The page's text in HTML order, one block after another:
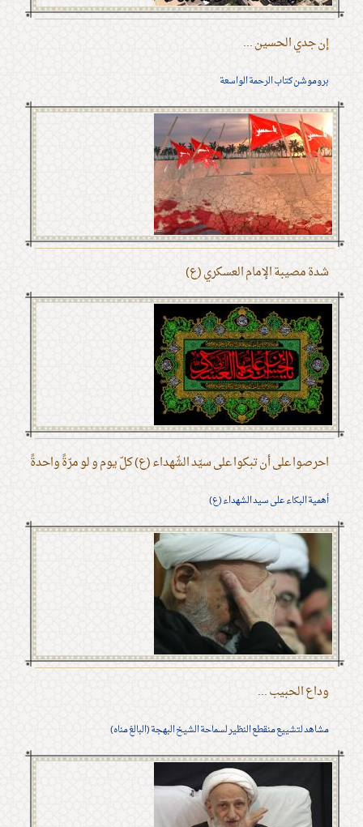
إن جدي الحسين ...
بروموشن كتاب الرحمة الواسعة
شدة مصيبة الإمام العسكري (ع)
احرصوا على أن تبكوا على سيّد الشّهداء (ع) كلّ يوم و لو مرّةً واحدةً
أهمية البكاء على سيد الشهداء (ع)
وداع الحبيب ...
مشاهد لتشييع منقطع النظير لسماحة الشيخ البهجة (البالغ مناه)